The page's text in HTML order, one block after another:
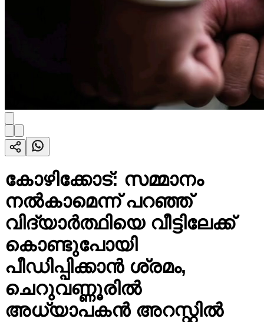
കോഴിക്കോട്: സമ്മാനം
നൽകാമെന്ന് പറഞ്ഞ്
വിദ്യാർത്ഥിയെ വീട്ടിലേക്ക്
കൊണ്ടുപോയി
പീഡിപ്പിക്കാൻ ശ്രമം,
ചെറുവണ്ണൂരിൽ
അധ്യാപകൻ അറസ്റ്റിൽ